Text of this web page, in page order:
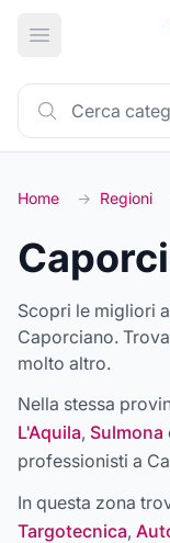
Apri menu
Home → Regioni
Scopri le migliori
Caporciano.
molto altro.
Nella stessa
L'Aquila, Sulmona
professionisti a
In questa zona
Targotecnica,